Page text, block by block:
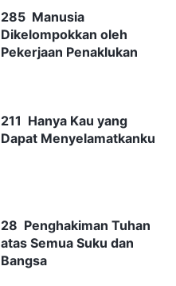
285 Manusia
Dikelompokkan oleh
Pekerjaan Penaklukan
211 Hanya Kau yang
Dapat Menyelamatkanku
28 Penghakiman Tuhan
atas Semua Suku dan
Bangsa